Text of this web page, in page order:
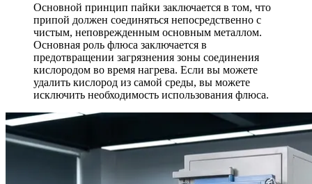
Основной принцип пайки заключается в том, что
припой должен соединяться непосредственно с
чистым, неповрежденным основным металлом.
Основная роль флюса заключается в
предотвращении загрязнения зоны соединения
кислородом во время нагрева. Если вы можете
удалить кислород из самой среды, вы можете
исключить необходимость использования флюса.